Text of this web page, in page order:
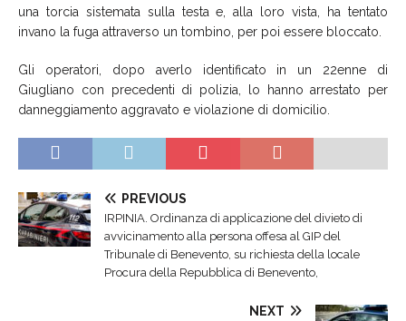
una torcia sistemata sulla testa e, alla loro vista, ha tentato
invano la fuga attraverso un tombino, per poi essere bloccato.
Gli operatori, dopo averlo identificato in un 22enne di
Giugliano con precedenti di polizia, lo hanno arrestato per
danneggiamento aggravato e violazione di domicilio.
PREVIOUS
IRPINIA. Ordinanza di applicazione del divieto di
avvicinamento alla persona offesa al GIP del
Tribunale di Benevento, su richiesta della locale
Procura della Repubblica di Benevento,
NEXT